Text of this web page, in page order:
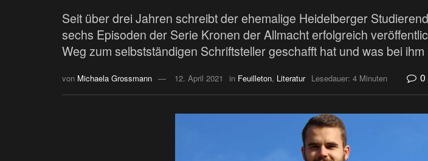
Seit über drei Jahren schreibt der ehemalige Heidelberger
sechs Episoden der Serie Kronen der Allmacht erfolgreich
Weg zum selbstständigen Schriftsteller geschafft hat und was bei
von Michaela Grossmann 12. April 2021 in Feuilleton, Literatur Lesedauer: 4 Minuten 0